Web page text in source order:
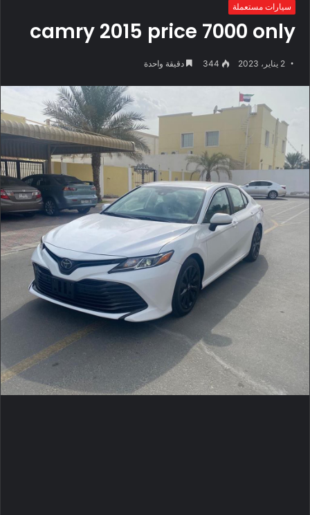
سيارات مستعملة
camry 2015 price 7000 only
2 يناير، 2023 344 دقيقة واحدة